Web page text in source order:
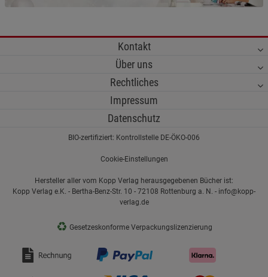
Kontakt
Über uns
Rechtliches
Impressum
Datenschutz
BIO-zertifiziert: Kontrollstelle DE-ÖKO-006
Cookie-Einstellungen
Hersteller aller vom Kopp Verlag herausgegebenen Bücher ist:
Kopp Verlag e.K. - Bertha-Benz-Str. 10 - 72108 Rottenburg a. N. - info@kopp-
verlag.de
♻ Gesetzeskonforme Verpackungslizenzierung
Statistik Cookies (2) Statistik Cookies
Beschreibung Statistik Cookies
Cookie-Informationen
Marketing Cookies (3)
Datenschutzerklärung Impressum